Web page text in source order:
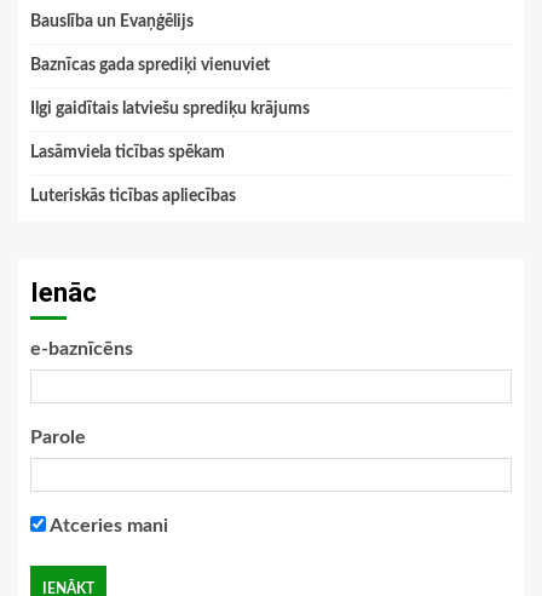
Bauslība un Evaņģēlijs
Baznīcas gada sprediķi vienuviet
Ilgi gaidītais latviešu sprediķu krājums
Lasāmviela ticības spēkam
Luteriskās ticības apliecības
Ienāc
e-baznīcēns
Parole
Atceries mani